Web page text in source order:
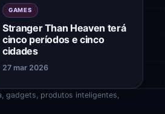
GAMES
Stranger Than Heaven terá
cinco períodos e cinco
cidades
27 mar 2026
gadgets, produtos inteligentes,